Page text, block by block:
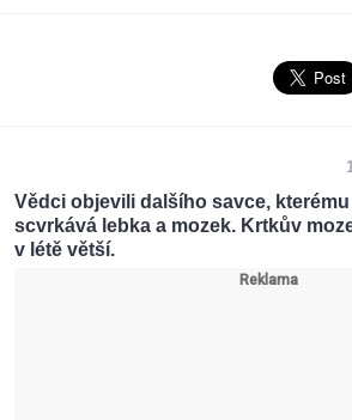
Vědci objevili dalšího savce,
scvrkává lebka a mozek. Krtkův
v létě větší.